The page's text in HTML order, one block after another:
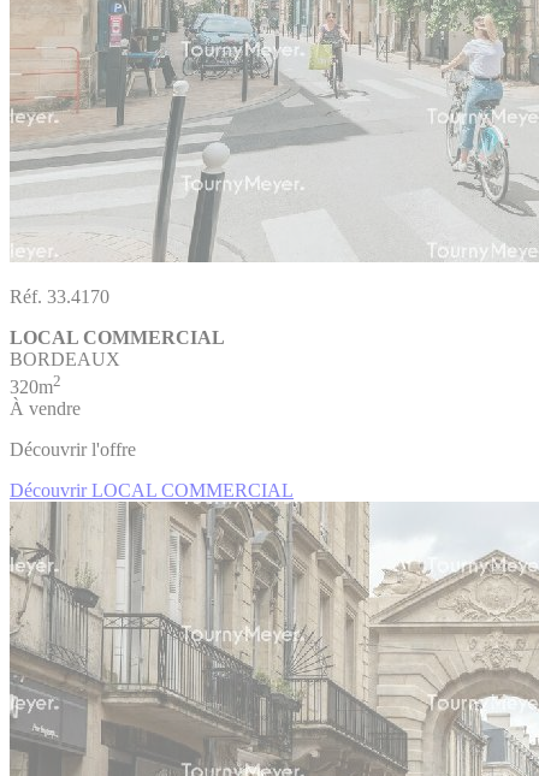
Réf. 33.4170
LOCAL COMMERCIAL
BORDEAUX
320m2
À vendre
Découvrir l'offre
Découvrir LOCAL COMMERCIAL